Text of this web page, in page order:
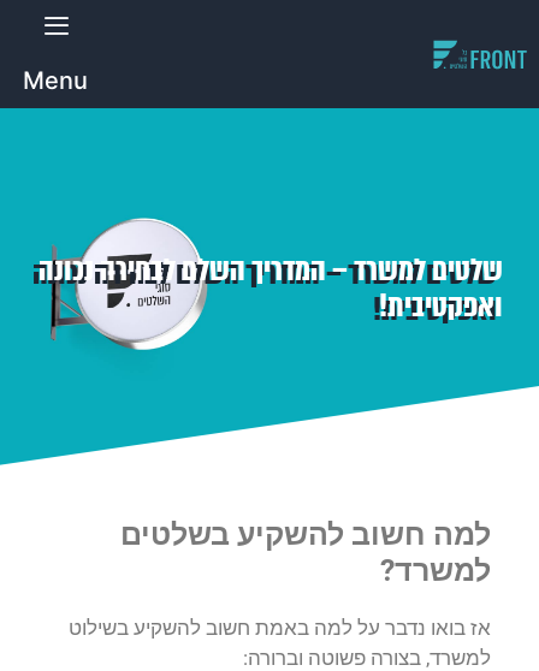
Menu
שלטים למשרד – המדריך השלם לבחירה נכונה
ואפקטיבית!
למה חשוב להשקיע בשלטים
למשרד?
אז בואו נדבר על למה באמת חשוב להשקיע בשילוט
למשרד, בצורה פשוטה וברורה: